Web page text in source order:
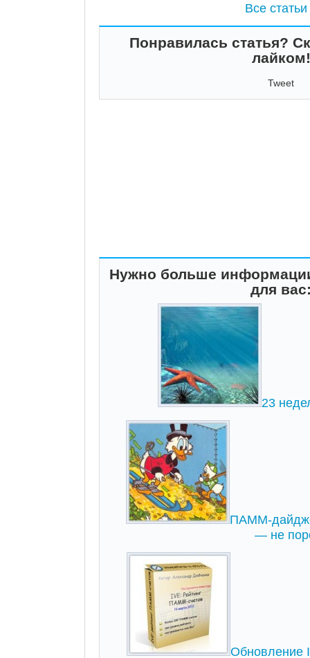
Все
Понравилась статья?
лайком!
Tweet
Нужно больше
для
23
ПАММ-
— не
Обновление